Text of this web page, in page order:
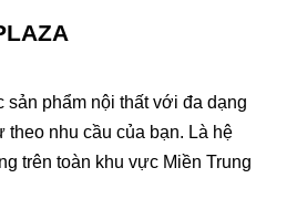
sản phẩm nội thất với đa dạng
theo nhu cầu của bạn. Là hệ
trên toàn khu vực Miền Trung